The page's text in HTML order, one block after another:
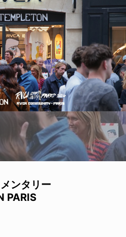
ンタリー
PARIS